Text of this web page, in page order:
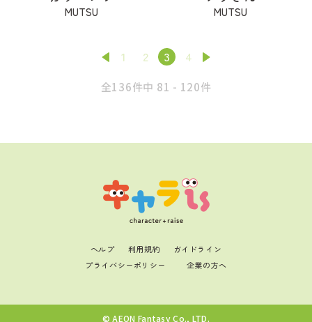
MUTSU MUTSU
1 2 3 4
全136件中 81 - 120件
ヘルプ 利用規約
ガイドライン
プライバシーポリシー
企業の方へ
© AEON Fantasy Co., LTD.